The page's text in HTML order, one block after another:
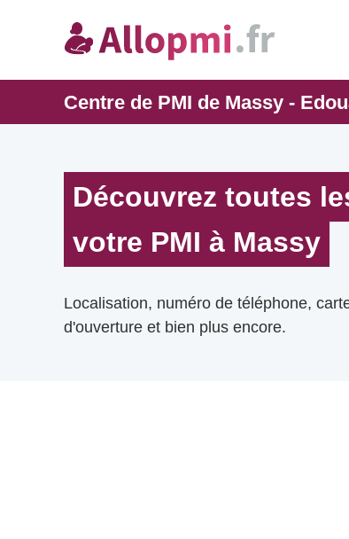
Centre de PMI de Massy -
Découvrez toutes
votre PMI à Massy
Localisation, numéro de téléphone,
d'ouverture et bien plus encore.